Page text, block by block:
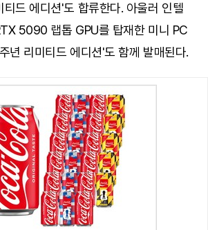
드 에디션'도 합류한다. 아울러 인텔
5090 랩톱 GPU를 탑재한 미니 PC
년 리미티드 에디션'도 함께 발매된다.